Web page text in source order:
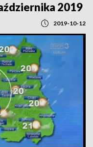
2019
2019-10-12